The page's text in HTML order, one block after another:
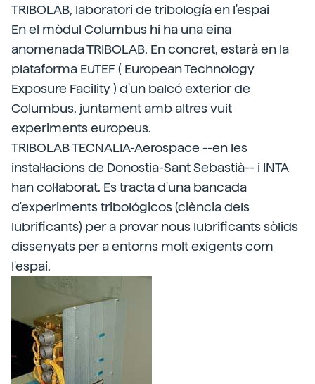
TRIBOLAB, laboratori de tribología en l'espai
En el mòdul Columbus hi ha una eina
anomenada TRIBOLAB. En concret, estarà en la
plataforma EuTEF ( European Technology
Exposure Facility ) d'un balcó exterior de
Columbus, juntament amb altres vuit
experiments europeus.
TRIBOLAB TECNALIA-Aerospace --en les
instal·lacions de Donostia-Sant Sebastià-- i INTA
han col·laborat. Es tracta d'una bancada
d'experiments tribológicos (ciència dels
lubrificants) per a provar nous lubrificants sòlids
dissenyats per a entorns molt exigents com
l'espai.